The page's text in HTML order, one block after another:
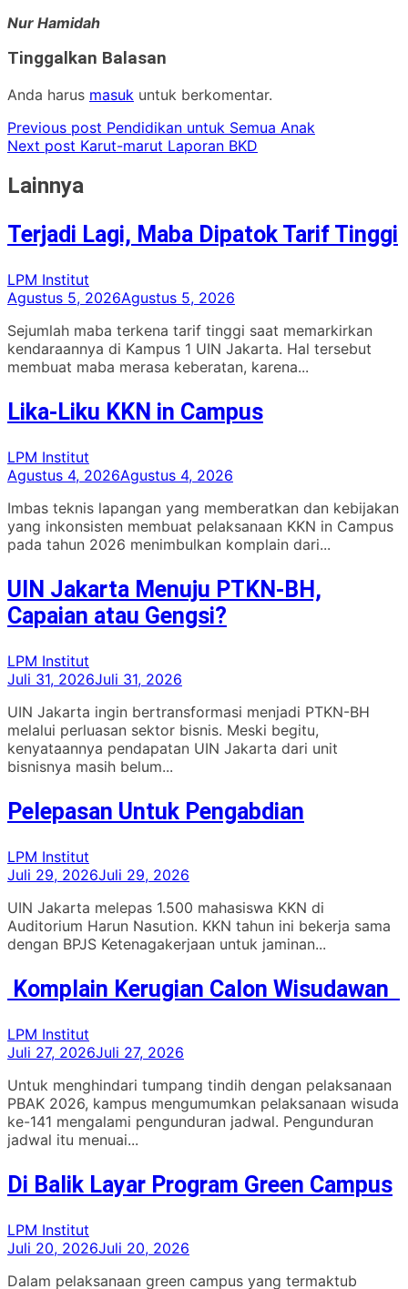
Nur Hamidah
Tinggalkan Balasan
Anda harus masuk untuk berkomentar.
Previous post Pendidikan untuk Semua Anak
Next post Karut-marut Laporan BKD
Lainnya
Terjadi Lagi, Maba Dipatok Tarif Tinggi
LPM Institut
Agustus 5, 2026Agustus 5, 2026
Sejumlah maba terkena tarif tinggi saat memarkirkan
kendaraannya di Kampus 1 UIN Jakarta. Hal tersebut
membuat maba merasa keberatan, karena...
Lika-Liku KKN in Campus
LPM Institut
Agustus 4, 2026Agustus 4, 2026
Imbas teknis lapangan yang memberatkan dan kebijakan
yang inkonsisten membuat pelaksanaan KKN in Campus
pada tahun 2026 menimbulkan komplain dari...
UIN Jakarta Menuju PTKN-BH,
Capaian atau Gengsi?
LPM Institut
Juli 31, 2026Juli 31, 2026
UIN Jakarta ingin bertransformasi menjadi PTKN-BH
melalui perluasan sektor bisnis. Meski begitu,
kenyataannya pendapatan UIN Jakarta dari unit
bisnisnya masih belum...
Pelepasan Untuk Pengabdian
LPM Institut
Juli 29, 2026Juli 29, 2026
UIN Jakarta melepas 1.500 mahasiswa KKN di
Auditorium Harun Nasution. KKN tahun ini bekerja sama
dengan BPJS Ketenagakerjaan untuk jaminan...
Komplain Kerugian Calon Wisudawan
LPM Institut
Juli 27, 2026Juli 27, 2026
Untuk menghindari tumpang tindih dengan pelaksanaan
PBAK 2026, kampus mengumumkan pelaksanaan wisuda
ke-141 mengalami pengunduran jadwal. Pengunduran
jadwal itu menuai...
Di Balik Layar Program Green Campus
LPM Institut
Juli 20, 2026Juli 20, 2026
Dalam pelaksanaan green campus yang termaktub